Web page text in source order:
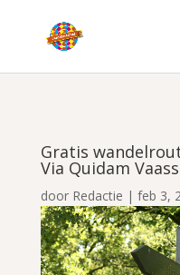
Gratis
Via Quidam
door Redactie | feb 3,